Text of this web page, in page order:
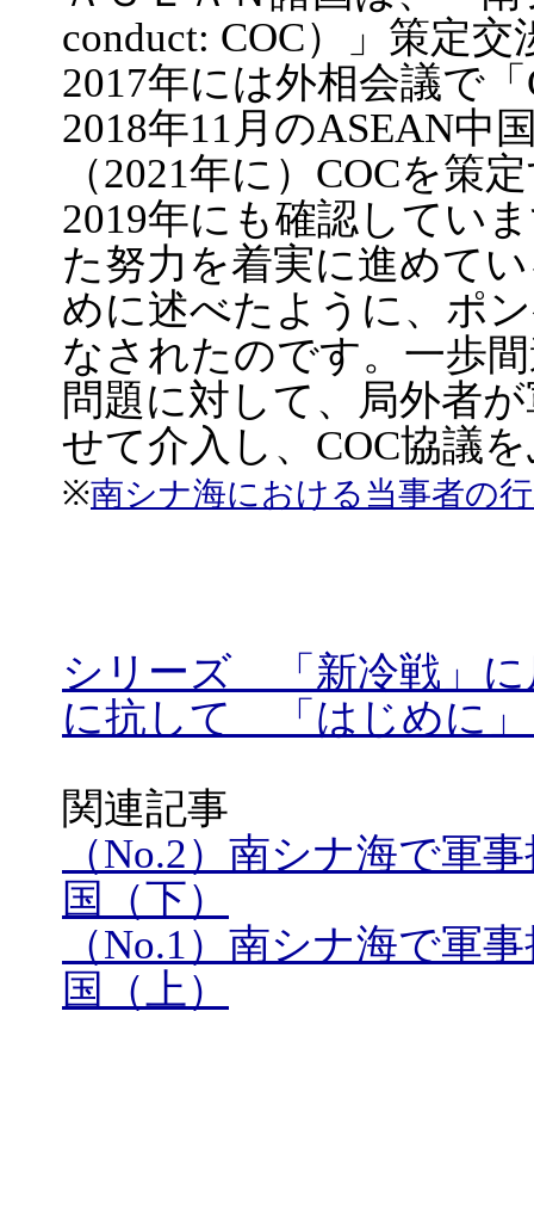
conduct: COC）」策定
2017年には外相会議で
2018年11月のASEAN中
（2021年に）COCを策
2019年にも確認してい
た努力を着実に進めて
めに述べたように、ポ
なされたのです。一歩
問題に対して、局外者
せて介入し、COC協議
※南シナ海における当事者の
シリーズ 「新冷戦」
に抗して 「はじめに」
関連記事
（No.2）南シナ海で軍
国（下）
（No.1）南シナ海で軍
国（上）